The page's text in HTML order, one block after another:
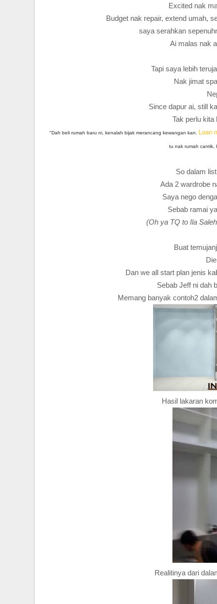
Excited nak
Budget nak repair, extend umah,
saya serahkan
Ai malas nak
Tapi saya lebih
Nak jimat
Since dapur ai, still
Tak perlu kita
"Dah beli rumah baru ni, kenalah bijak merancang kewangan kan. Loan
tu nak rumah cantik,
So dalam
Ada 2 wardrobe
Saya nego
Sebab ramai
(Oh ya TQ to Ila
Buat
Dan we all start plan jenis
Sebab Jeff ni dah
Memang banyak contoh2
Hasil lakaran
Realitinya dari